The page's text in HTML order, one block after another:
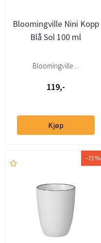
Bloomingville Nini Kopp
Blå Sol 100 ml
Bloomingville ...
119,-
Kjøp
-71%